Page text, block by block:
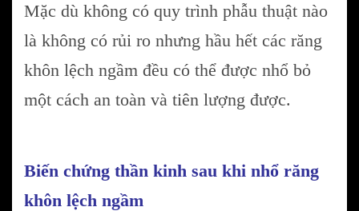
Mặc dù không có quy trình phẫu thuật nào
là không có rủi ro nhưng hầu hết các răng
khôn lệch ngầm đều có thể được nhổ bỏ
một cách an toàn và tiên lượng được.
Biến chứng thần kinh sau khi nhổ răng
khôn lệch ngầm